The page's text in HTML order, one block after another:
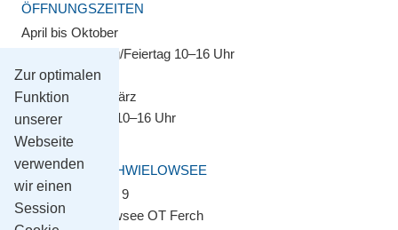
Zur optimalen
Funktion
unserer
Webseite
verwenden
wir einen
Session
ÖFFNUNGSZEITEN
April bis Oktober
Montag–Sonntag/Feiertag 10–16 Uhr
November bis März
Montag–Freitag 10–16 Uhr
GEMEINDE SCHWIELOWSEE
Potsdamer Platz 9
14548 Schwielowsee OT Ferch